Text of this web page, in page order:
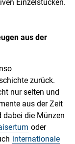
Einzelstücken.
aus der
zurück.
nur selten und
aus der Zeit
dabei die Münzen
oder
internationale